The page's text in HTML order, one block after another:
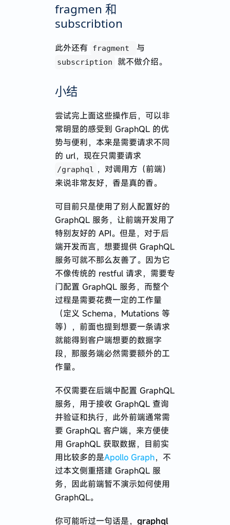
fragmen 和
subscribtion
此外还有 fragment 与
subscription 就不做介绍。
小结
尝试完上面这些操作后，可以非
常明显的感受到 GraphQL 的优
势与便利，本来是需要请求不同
的 url，现在只需要请求
/graphql ，对调用方（前端）
来说非常友好，香是真的香。
可目前只是使用了别人配置好的
GraphQL 服务，让前端开发用了
特别友好的 API。但是，对于后
端开发而言，想要提供 GraphQL
服务可就不那么友善了。因为它
不像传统的 restful 请求，需要专
门配置 GraphQL 服务，而整个
过程是需要花费一定的工作量
（定义 Schema，Mutations 等
等），前面也提到想要一条请求
就能得到客户端想要的数据字
段，那服务端必然需要额外的工
作量。
不仅需要在后端中配置 GraphQL
服务，用于接收 GraphQL 查询
并验证和执行，此外前端通常需
要 GraphQL 客户端，来方便使
用 GraphQL 获取数据，目前实
用比较多的是Apollo Graph，不
过本文侧重搭建 GraphQL 服
务，因此前端暂不演示如何使用
GraphQL。
你可能听过一句话是， graphq​l